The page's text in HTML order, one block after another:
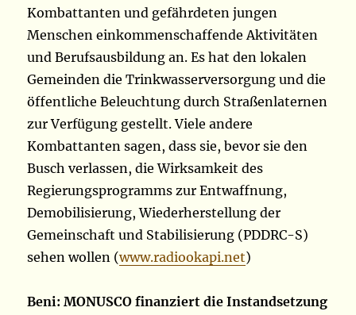
Kombattanten und gefährdeten jungen
Menschen einkommenschaffende Aktivitäten
und Berufsausbildung an. Es hat den lokalen
Gemeinden die Trinkwasserversorgung und die
öffentliche Beleuchtung durch Straßenlaternen
zur Verfügung gestellt. Viele andere
Kombattanten sagen, dass sie, bevor sie den
Busch verlassen, die Wirksamkeit des
Regierungsprogramms zur Entwaffnung,
Demobilisierung, Wiederherstellung der
Gemeinschaft und Stabilisierung (PDDRC-S)
sehen wollen (www.radiookapi.net)
Beni: MONUSCO finanziert die Instandsetzung